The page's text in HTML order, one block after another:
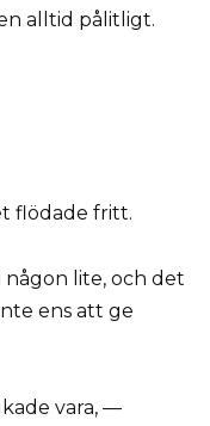
alltid pålitligt.
flödade fritt.
lite, och det
ens att ge
vara, —